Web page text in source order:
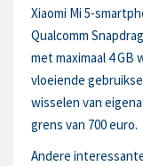
Xiaomi Mi 5-
Qualcomm
met maximaal 4
vloeiende
wisselen van
grens van 700 euro.
Andere